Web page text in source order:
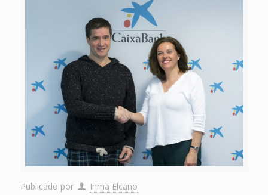
Publicado por Inma Elcano